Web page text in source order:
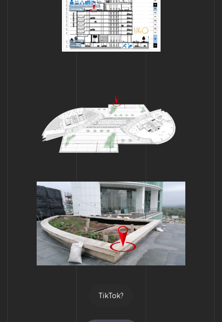
TikTok?